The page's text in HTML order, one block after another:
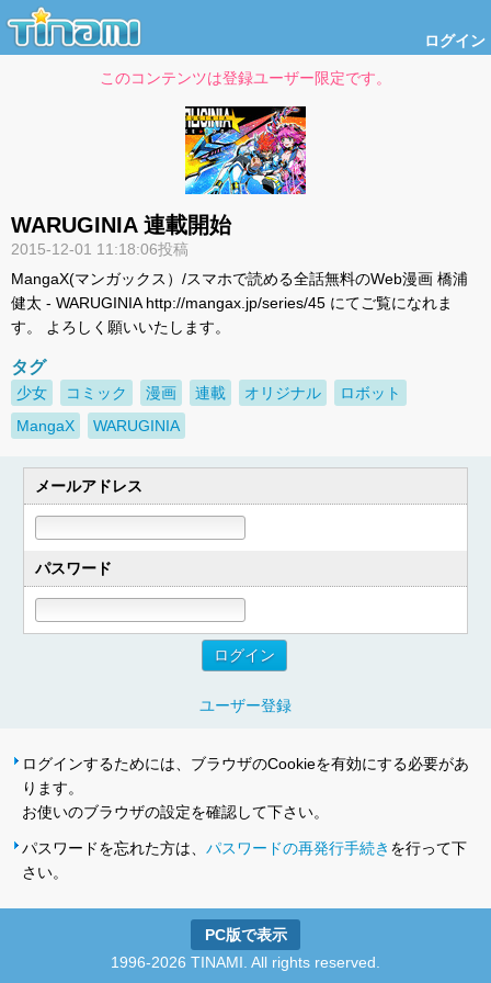
ログイン
このコンテンツは登録ユーザー限定です。
WARUGINIA 連載開始
2015-12-01 11:18:06投稿
MangaX(マンガックス）/スマホで読める全話無料のWeb漫画 橋浦
健太 - WARUGINIA http://mangax.jp/series/45 にてご覧になれま
す。 よろしく願いいたします。
タグ
少女 コミック 漫画 連載 オリジナル
ロボット
MangaX
WARUGINIA
メールアドレス
パスワード
ユーザー登録
ログインするためには、ブラウザのCookieを有効にする必要があ
ります。
お使いのブラウザの設定を確認して下さい。
パスワードを忘れた方は、 パスワードの再発行手続き を行って下
さい。
PC版で表示
1996-2026 TINAMI. All rights reserved.